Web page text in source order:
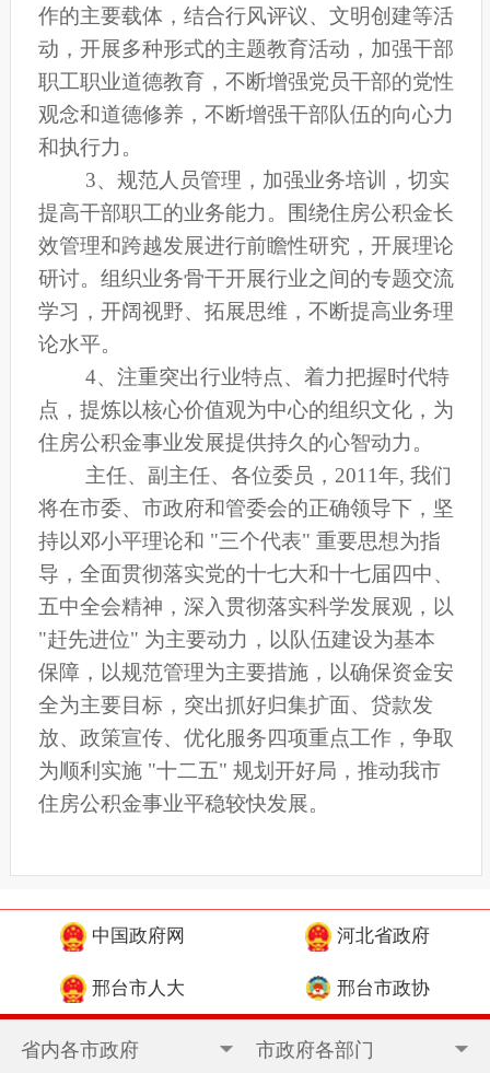
作的主要载体，结合行风评议、文明创建等活
动，开展多种形式的主题教育活动，加强干部
职工职业道德教育，不断增强党员干部的党性
观念和道德修养，不断增强干部队伍的向心力
和执行力。
3、规范人员管理，加强业务培训，切实
提高干部职工的业务能力。围绕住房公积金长
效管理和跨越发展进行前瞻性研究，开展理论
研讨。组织业务骨干开展行业之间的专题交流
学习，开阔视野、拓展思维，不断提高业务理
论水平。
4、注重突出行业特点、着力把握时代特
点，提炼以核心价值观为中心的组织文化，为
住房公积金事业发展提供持久的心智动力。
主任、副主任、各位委员，2011年, 我们
将在市委、市政府和管委会的正确领导下，坚
持以邓小平理论和 "三个代表" 重要思想为指
导，全面贯彻落实党的十七大和十七届四中、
五中全会精神，深入贯彻落实科学发展观，以
"赶先进位" 为主要动力，以队伍建设为基本
保障，以规范管理为主要措施，以确保资金安
全为主要目标，突出抓好归集扩面、贷款发
放、政策宣传、优化服务四项重点工作，争取
为顺利实施 "十二五" 规划开好局，推动我市
住房公积金事业平稳较快发展。
中国政府网 河北省政府
邢台市人大 邢台市政协
省内各市政府 市政府各部门